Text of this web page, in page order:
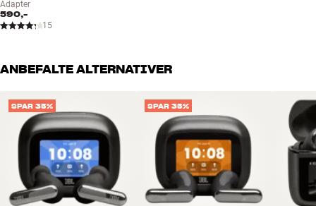
Adapter
590,-
15
ANBEFALTE ALTERNATIVER
SPAR 35% SPAR 35%